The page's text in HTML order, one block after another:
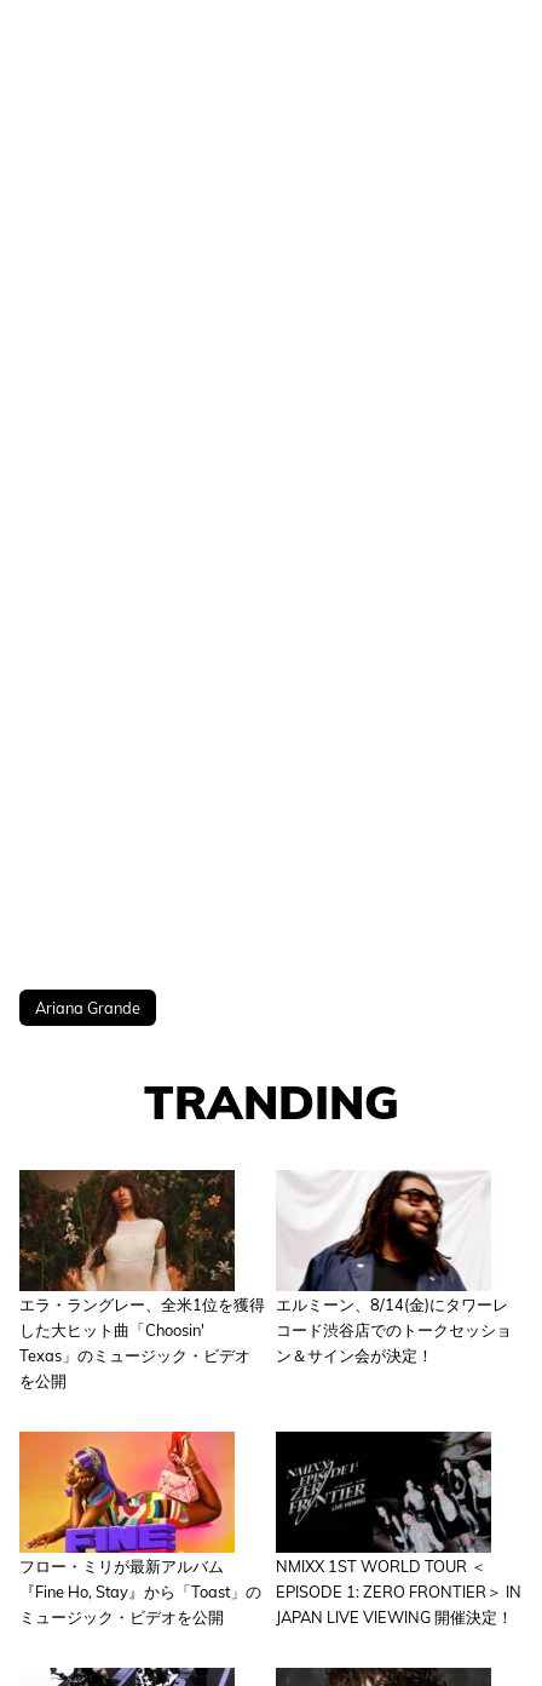
Ariana Grande
TRANDING
エラ・ラングレー、全米1位を獲得
した大ヒット曲「Choosin'
Texas」のミュージック・ビデオ
を公開
エルミーン、8/14(金)にタワーレ
コード渋谷店でのトークセッショ
ン＆サイン会が決定！
フロー・ミリが最新アルバム
『Fine Ho, Stay』から「Toast」の
ミュージック・ビデオを公開
NMIXX 1ST WORLD TOUR ＜
EPISODE 1: ZERO FRONTIER＞ IN
JAPAN LIVE VIEWING 開催決定！